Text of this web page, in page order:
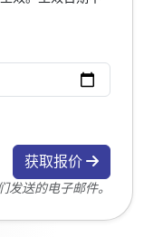
获取报价
发送的电子邮件。